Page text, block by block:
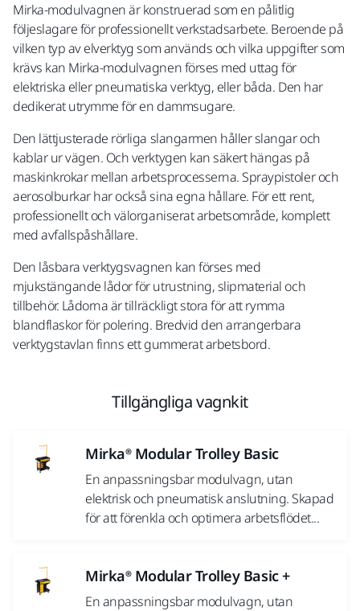
Mirka-modulvagnen är konstruerad som en pålitlig
följeslagare för professionellt verkstadsarbete. Beroende på
vilken typ av elverktyg som används och vilka uppgifter som
krävs kan Mirka-modulvagnen förses med uttag för
elektriska eller pneumatiska verktyg, eller båda. Den har
dedikerat utrymme för en dammsugare.
Den lättjusterade rörliga slangarmen håller slangar och
kablar ur vägen. Och verktygen kan säkert hängas på
maskinkrokar mellan arbetsprocesserna. Spraypistoler och
aerosolburkar har också sina egna hållare. För ett rent,
professionellt och välorganiserat arbetsområde, komplett
med avfallspåshållare.
Den låsbara verktygsvagnen kan förses med
mjukstängande lådor för utrustning, slipmaterial och
tillbehör. Lådorna är tillräckligt stora för att rymma
blandflaskor för polering. Bredvid den arrangerbara
verktygstavlan finns ett gummerat arbetsbord.
Tillgängliga vagnkit
Mirka® Modular Trolley Basic
En anpassningsbar modulvagn, utan
elektrisk och pneumatisk anslutning. Skapad
för att förenkla och optimera arbetsflödet...
Mirka® Modular Trolley Basic +
En anpassningsbar modulvagn, utan